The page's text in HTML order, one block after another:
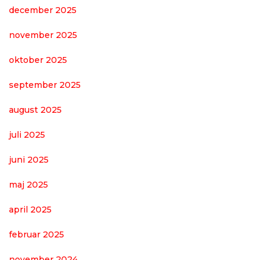
december 2025
november 2025
oktober 2025
september 2025
august 2025
juli 2025
juni 2025
maj 2025
april 2025
februar 2025